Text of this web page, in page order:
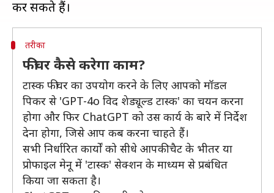
तरीका
फीचर कैसे करेगा काम?
टास्क फीचर का उपयोग करने के लिए आपको मॉडल
पिकर से 'GPT-4o विद शेड्यूल्ड टास्क' का चयन करना
होगा और फिर ChatGPT को उस कार्य के बारे में निर्देश
देना होगा, जिसे आप कब करना चाहते हैं।
सभी निर्धारित कार्यों को सीधे आपकी चैट के भीतर या
प्रोफाइल मेनू में 'टास्क' सेक्शन के माध्यम से प्रबंधित
किया जा सकता है।